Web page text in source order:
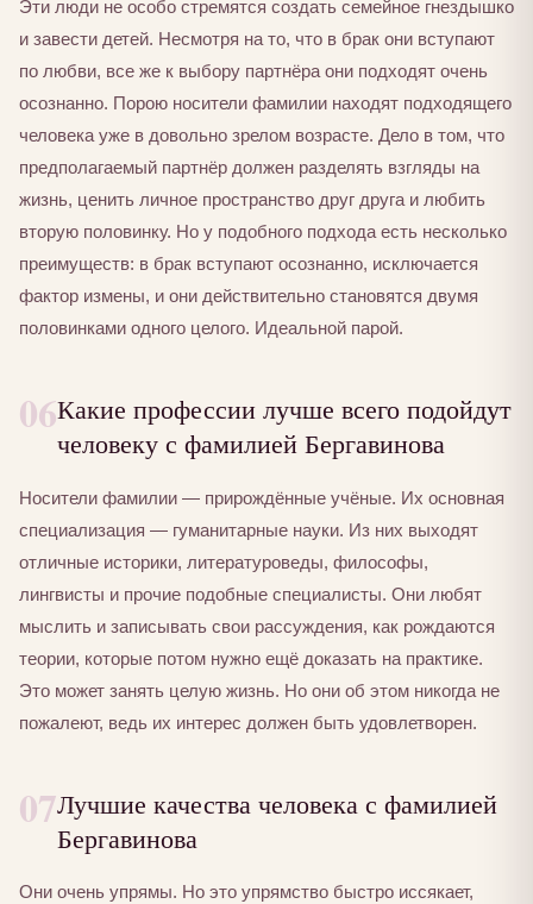
Эти люди не особо стремятся создать семейное гнездышко
и завести детей. Несмотря на то, что в брак они вступают
по любви, все же к выбору партнёра они подходят очень
осознанно. Порою носители фамилии находят подходящего
человека уже в довольно зрелом возрасте. Дело в том, что
предполагаемый партнёр должен разделять взгляды на
жизнь, ценить личное пространство друг друга и любить
вторую половинку. Но у подобного подхода есть несколько
преимуществ: в брак вступают осознанно, исключается
фактор измены, и они действительно становятся двумя
половинками одного целого. Идеальной парой.
06Какие профессии лучше всего подойдут
человеку с фамилией Бергавинова
Носители фамилии — прирождённые учёные. Их основная
специализация — гуманитарные науки. Из них выходят
отличные историки, литературоведы, философы,
лингвисты и прочие подобные специалисты. Они любят
мыслить и записывать свои рассуждения, как рождаются
теории, которые потом нужно ещё доказать на практике.
Это может занять целую жизнь. Но они об этом никогда не
пожалеют, ведь их интерес должен быть удовлетворен.
07Лучшие качества человека с фамилией
Бергавинова
Они очень упрямы. Но это упрямство быстро иссякает,